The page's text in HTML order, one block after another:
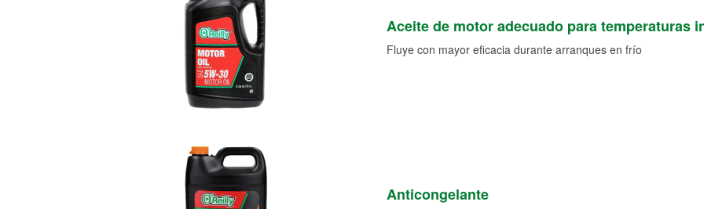
Aceite de motor adecuado para temperaturas
Fluye con mayor eficacia durante arranques en frío
Anticongelante